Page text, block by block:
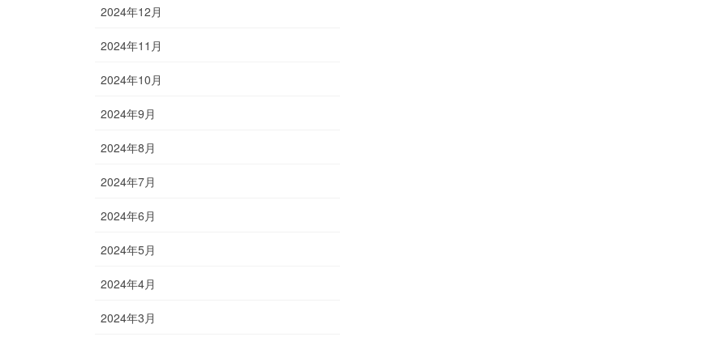
2024年12月
2024年11月
2024年10月
2024年9月
2024年8月
2024年7月
2024年6月
2024年5月
2024年4月
2024年3月